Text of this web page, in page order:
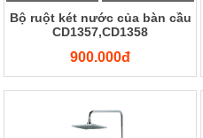
Bộ ruột két nước của bàn cầu
CD1357,CD1358
900.000đ